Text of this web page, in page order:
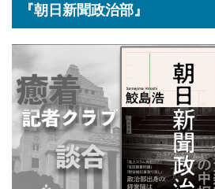
『朝日新聞政治部』